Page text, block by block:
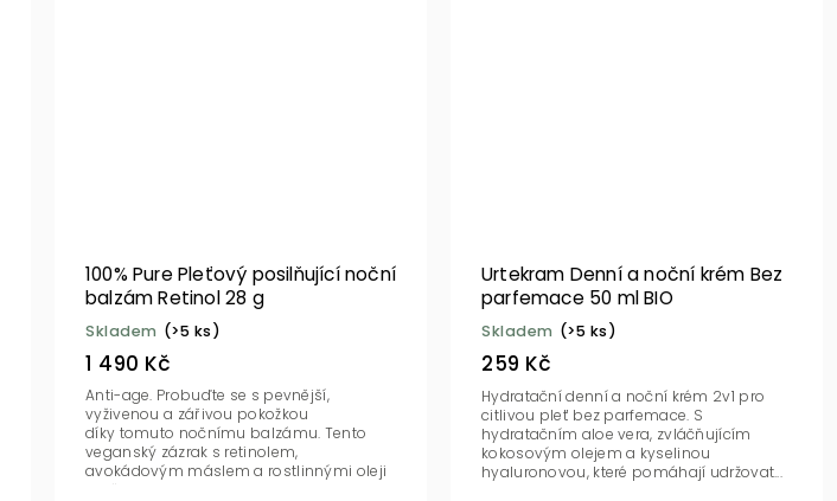
100% Pure Pleťový posilňující noční
balzám Retinol 28 g
Skladem (>5 ks)
1 490 Kč
Anti-age. Probuďte se s pevnější,
vyživenou a zářivou pokožkou
díky tomuto nočnímu balzámu. Tento
veganský zázrak s retinolem,
avokádovým máslem a rostlinnými oleji
zvyšuje...
Urtekram Denní a noční krém Bez
parfemace 50 ml BIO
Skladem (>5 ks)
259 Kč
Hydratační denní a noční krém 2v1 pro
citlivou pleť bez parfemace. S
hydratačním aloe vera, zvláčňujícím
kokosovým olejem a kyselinou
hyaluronovou, které pomáhají udržovat...